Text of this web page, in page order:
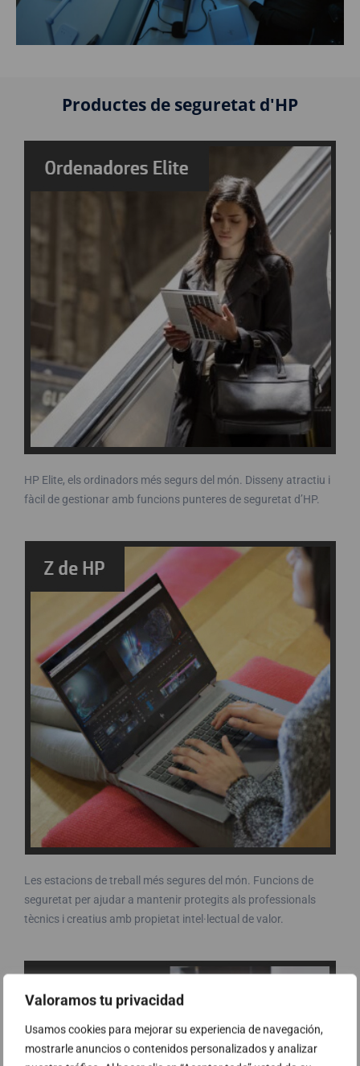
Valoramos tu privacidad
Usamos cookies para mejorar su experiencia de navegación,
mostrarle anuncios o contenidos personalizados y analizar
Productes de seguretat d'HP
HP Elite, els ordinadors més segurs del món. Disseny atractiu i
fàcil de gestionar amb funcions punteres de seguretat d’HP.
Les estacions de treball més segures del món. Funcions de
seguretat per ajudar a mantenir protegits als professionals
tècnics i creatius amb propietat intel·lectual de valor.